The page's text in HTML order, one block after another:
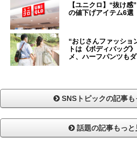
【ユニクロ】“抜け
の値下げアイテム6選
“おじさんファッシ
トは《ボディバッグ
メ、ハーフパンツも
SNSトピックの記事も
話題の記事もっと